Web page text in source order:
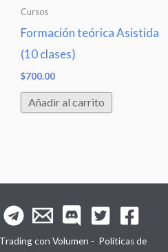
Cursos
Formación teórica Asistida
(10 clases)
$700.00
Añadir al carrito
con Volumen - Políticas de